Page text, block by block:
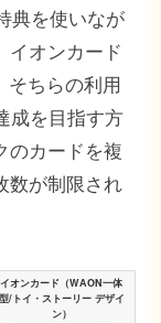
典を使いなが
イオンカード
そちらの利用
成を目指す方
のカードを複
数が制限され
イオンカード（WAON一体
型/トイ・ストーリー デザイ
ン）